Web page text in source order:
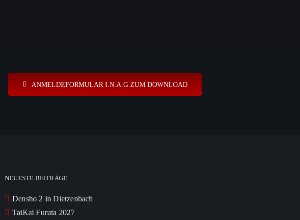
ANMELDEFORMULAR I.N.A.G ZUM DOWNLOAD
NEUESTE BEITRÄGE
Densho 2 in Dietzenbach
TaiKai Furuta 2027